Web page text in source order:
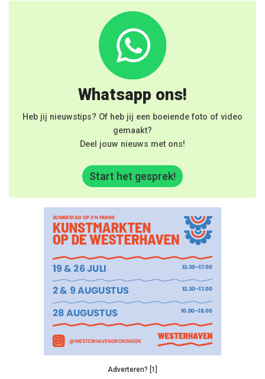
Whatsapp ons!
Heb jij nieuwstips? Of heb jij een boeiende foto of video
gemaakt?
Deel jouw nieuws met ons!
Start het gesprek!
Adverteren? [1]